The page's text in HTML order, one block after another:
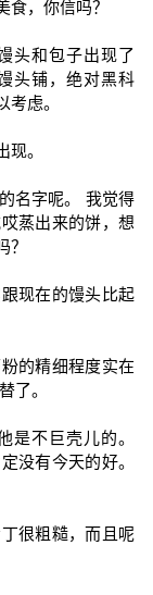
，你信吗？
头和包子出现了
头铺，绝对黑科
虑。
。
名字呢。 我觉得
蒸出来的饼，想
现在的馒头比起
的精细程度实在
了。
是不巨壳儿的。
没有今天的好。
很粗糙，而且呢